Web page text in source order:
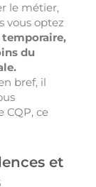
le métier,
vous optez
du
bref, il
CQP, ce
et